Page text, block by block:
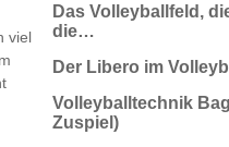
viel
Das Volleyballfeld,
die…
Der Libero im
Volleyballtechnik
Zuspiel)